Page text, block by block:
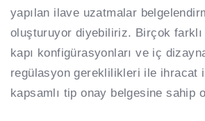
yapılan ilave uzatmalar
oluşturuyor diyebiliriz. Birçok
kapı konfigürasyonları ve iç
regülasyon gereklilikleri ile ihracat
kapsamlı tip onay belgesine sahip